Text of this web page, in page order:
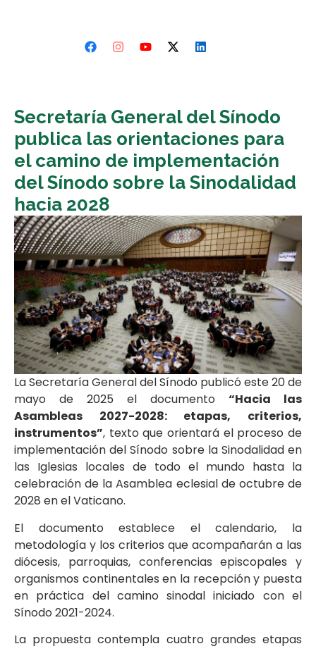
Secretaría General del Sínodo
publica las orientaciones para
el camino de implementación
del Sínodo sobre la Sinodalidad
hacia 2028
La Secretaría General del Sínodo publicó este 20 de
mayo de 2025 el documento “Hacia las
Asambleas 2027-2028: etapas, criterios,
instrumentos”, texto que orientará el proceso de
implementación del Sínodo sobre la Sinodalidad en
las Iglesias locales de todo el mundo hasta la
celebración de la Asamblea eclesial de octubre de
2028 en el Vaticano.
El documento establece el calendario, la
metodología y los criterios que acompañarán a las
diócesis, parroquias, conferencias episcopales y
organismos continentales en la recepción y puesta
en práctica del camino sinodal iniciado con el
Sínodo 2021-2024.
La propuesta contempla cuatro grandes etapas